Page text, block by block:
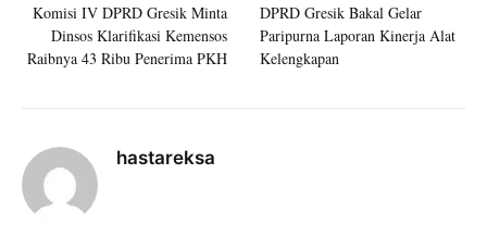
Komisi IV DPRD Gresik Minta
Dinsos Klarifikasi Kemensos
Raibnya 43 Ribu Penerima PKH
DPRD Gresik Bakal Gelar
Paripurna Laporan Kinerja Alat
Kelengkapan
hastareksa